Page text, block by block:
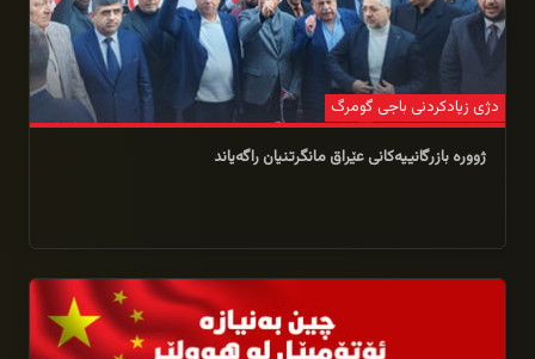
دژی زیادكردنی باجی گومرگ
ژوورە بازرگانییەكانی عێراق مانگرتنیان راگەیاند